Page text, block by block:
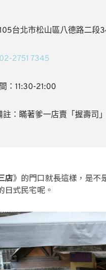
台北市松山區八德路二段
02-2751 7345
：11:30-21:00
註：瞞著爹一店賣「握壽司
店》的門口就長這樣，是不
日式民宅呢。